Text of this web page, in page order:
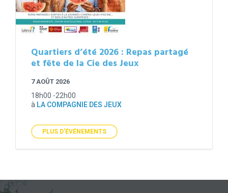
Quartiers d’été 2026 : Repas partagé
et fête de la Cie des Jeux
7 AOÛT 2026
18h00 -22h00
à LA COMPAGNIE DES JEUX
PLUS D'ÉVÉNEMENTS